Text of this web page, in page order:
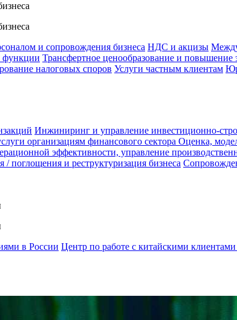
и сопровождения бизнеса НДС и акцизы
функции Трансфертное ценообразование и
налоговых споров Услуги частным клиентам
Инжиниринг и управление инвестиционно-
организациям финансового сектора Оценка,
эффективности, управление
/ поглощения и реструктуризация бизнеса
в России Центр по работе с китайскими